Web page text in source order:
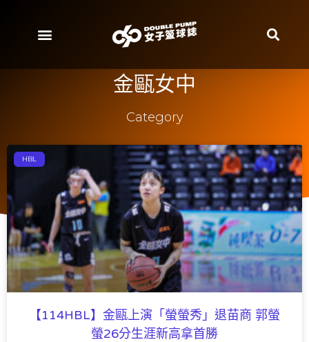
金甌女中
Category
HBL
【114HBL】金甌上演「螢螢秀」退苗商 郭螢
螢26分生涯新高拿首勝